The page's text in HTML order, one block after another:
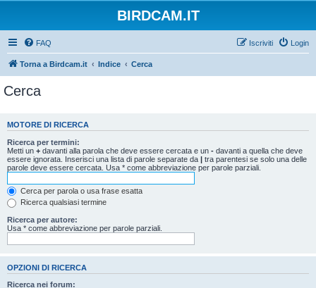
BIRDCAM.IT
FAQ Login
Iscriviti
Torna a Birdcam.it Indice Cerca
Cerca
MOTORE DI RICERCA
Ricerca per termini:
Metti un + davanti alla parola che deve essere cercata e un - davanti a quella che deve
essere ignorata. Inserisci una lista di parole separate da | tra parentesi se solo una delle
parole deve essere cercata. Usa * come abbreviazione per parole parziali.
Cerca per parola o usa frase esatta
Ricerca qualsiasi termine
Ricerca per autore:
Usa * come abbreviazione per parole parziali.
OPZIONI DI RICERCA
Ricerca nei forum: